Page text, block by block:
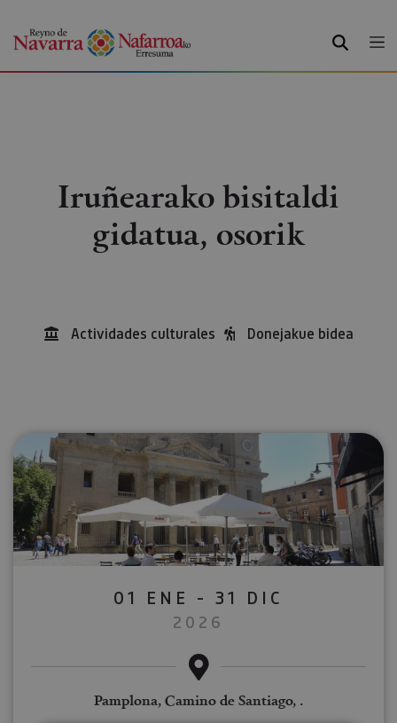
BILATU
Iruñearako bisitaldi
gidatua, osorik
Actividades culturales Donejakue bidea
01 ENE - 31 DIC
2026
Pamplona, Camino de Santiago, .